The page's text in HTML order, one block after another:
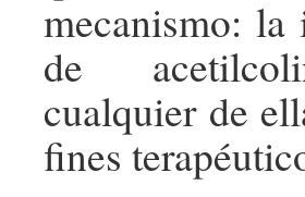
mecanismo:
de
cualquier de
fines